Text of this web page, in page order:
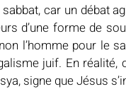
car un débat
d’une forme de
l’homme pour le
juif. En
signe que Jésus